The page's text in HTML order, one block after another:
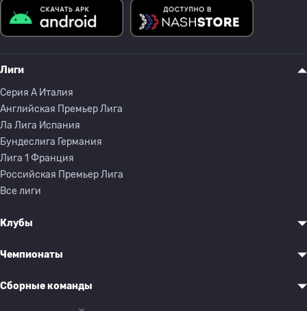
Лиги
Серия A Италия
Английская Премьер Лига
Ла Лига Испания
Бундеслига Германия
Лига 1 Франция
Российская Премьер Лига
Все лиги
Клубы
Чемпионаты
Сборные команды